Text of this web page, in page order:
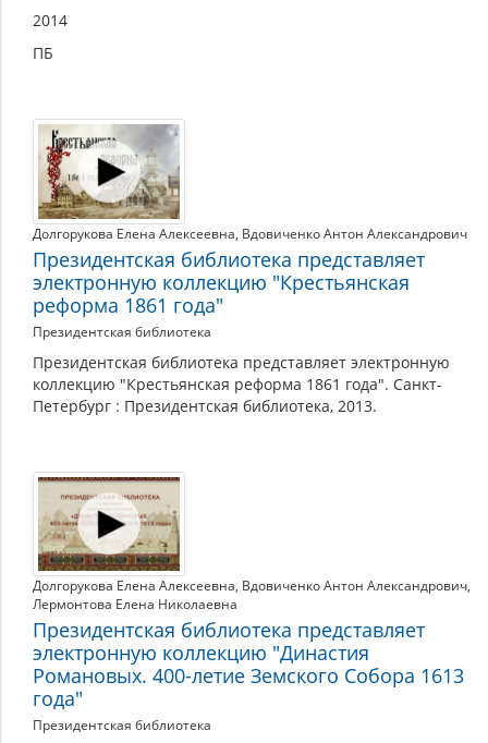
2014
ПБ
Долгорукова Елена Алексеевна, Вдовиченко Антон Александрович
Президентская библиотека представляет
электронную коллекцию "Крестьянская
реформа 1861 года"
Президентская библиотека
Президентская библиотека представляет электронную
коллекцию "Крестьянская реформа 1861 года". Санкт-
Петербург : Президентская библиотека, 2013.
Долгорукова Елена Алексеевна, Вдовиченко Антон Александрович,
Лермонтова Елена Николаевна
Президентская библиотека представляет
электронную коллекцию "Династия
Романовых. 400-летие Земского Собора 1613
года"
Президентская библиотека